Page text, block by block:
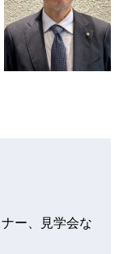
業務を休止いた
ー、見学会な